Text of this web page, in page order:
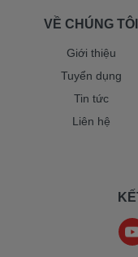
VỀ CHÚNG TÔI
Giới thiệu
Tuyển dụng
Tin tức
Liên hệ